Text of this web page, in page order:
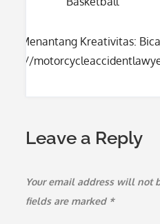
Menantang Kreativitas:
Leave a Reply
Your email address will not
fields are marked *